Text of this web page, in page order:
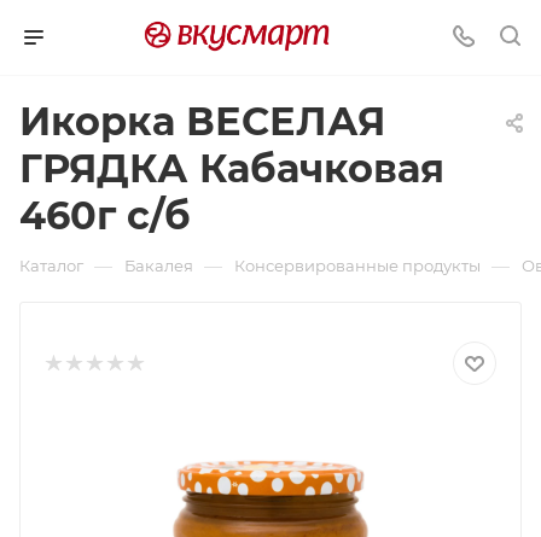
Икорка ВЕСЕЛАЯ
ГРЯДКА Кабачковая
460г с/б
Каталог — Бакалея — Консервированные продукты —